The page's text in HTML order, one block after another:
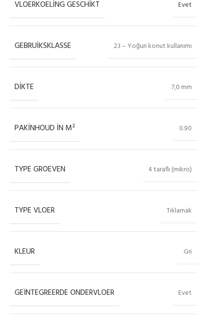
VLOERKOELING GESCHIKT Evet
GEBRUIKSKLASSE 23 – Yoğun konut kullanımı
DIKTE 7,0 mm
PAKINHOUD IN M² 0.90
TYPE GROEVEN 4 taraflı (mikro)
TYPE VLOER Tıklamak
KLEUR Gri
GEÏNTEGREERDE ONDERVLOER Evet